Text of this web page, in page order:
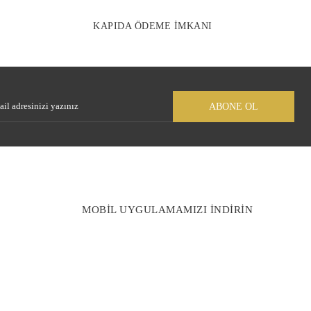
KAPIDA ÖDEME İMKANI
ABONE OL
MOBİL UYGULAMAMIZI İNDİRİN